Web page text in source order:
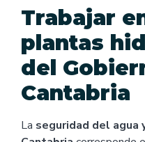
Trabajar
plantas
del
Cantabria
La seguridad del agua